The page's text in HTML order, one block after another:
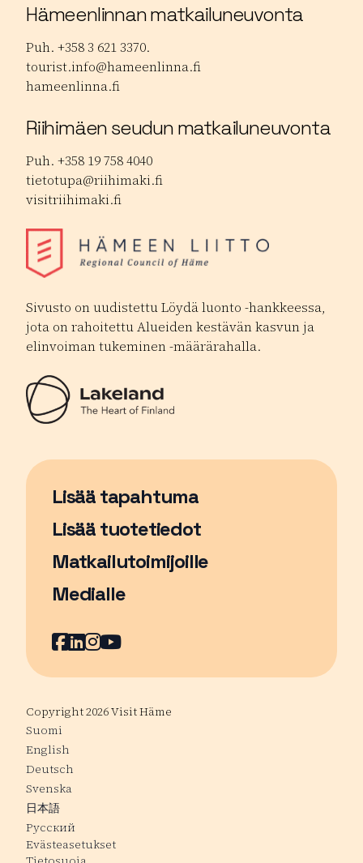
Hämeenlinnan matkailuneuvonta
Puh. +358 3 621 3370.
tourist.info@hameenlinna.fi
hameenlinna.fi
Riihimäen seudun matkailuneuvonta
Puh. +358 19 758 4040
tietotupa@riihimaki.fi
visitriihimaki.fi
Sivusto on uudistettu Löydä luonto -hankkeessa,
jota on rahoitettu Alueiden kestävän kasvun ja
elinvoiman tukeminen -määrärahalla.
Lisää tapahtuma
Sivu avautuu uudessa ikkunassa
Lisää tuotetiedot
Matkailutoimijoille
Medialle
Facebook
Sivu avautuu uudessa ikkunassa
LinkedIn
Sivu avautuu uudessa ikkunassa
Instagram
Sivu avautuu uudessa
YouTube
Sivu avautuu uudessa
Copyright 2026 Visit Häme
Suomi
English
Deutsch
Svenska
日本語
Русский
Evästeasetukset